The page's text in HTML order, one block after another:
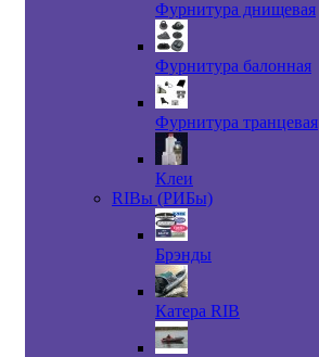
Фурнитура днищевая
Фурнитура балонная
Фурнитура транцевая
Клеи
RIBы (РИБы)
Брэнды
Катера RIB